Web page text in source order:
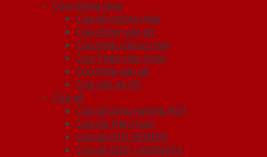
Cửa chống cháy
Cửa gỗ chống cháy
Cửa nhôm vân gỗ
Cửa thép chống cháy
Cửa Thép Hàn Quốc
Cửa thép vân gỗ
Cửa vân gỗ 5D
Cửa gỗ
Cửa gỗ công nghiệp HDF
Cửa Gỗ Hàn Quốc
Cửa gỗ HDF VENEER
Cửa gỗ MDF LAMINATE